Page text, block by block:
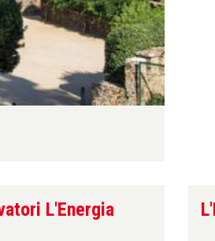
L'Energia